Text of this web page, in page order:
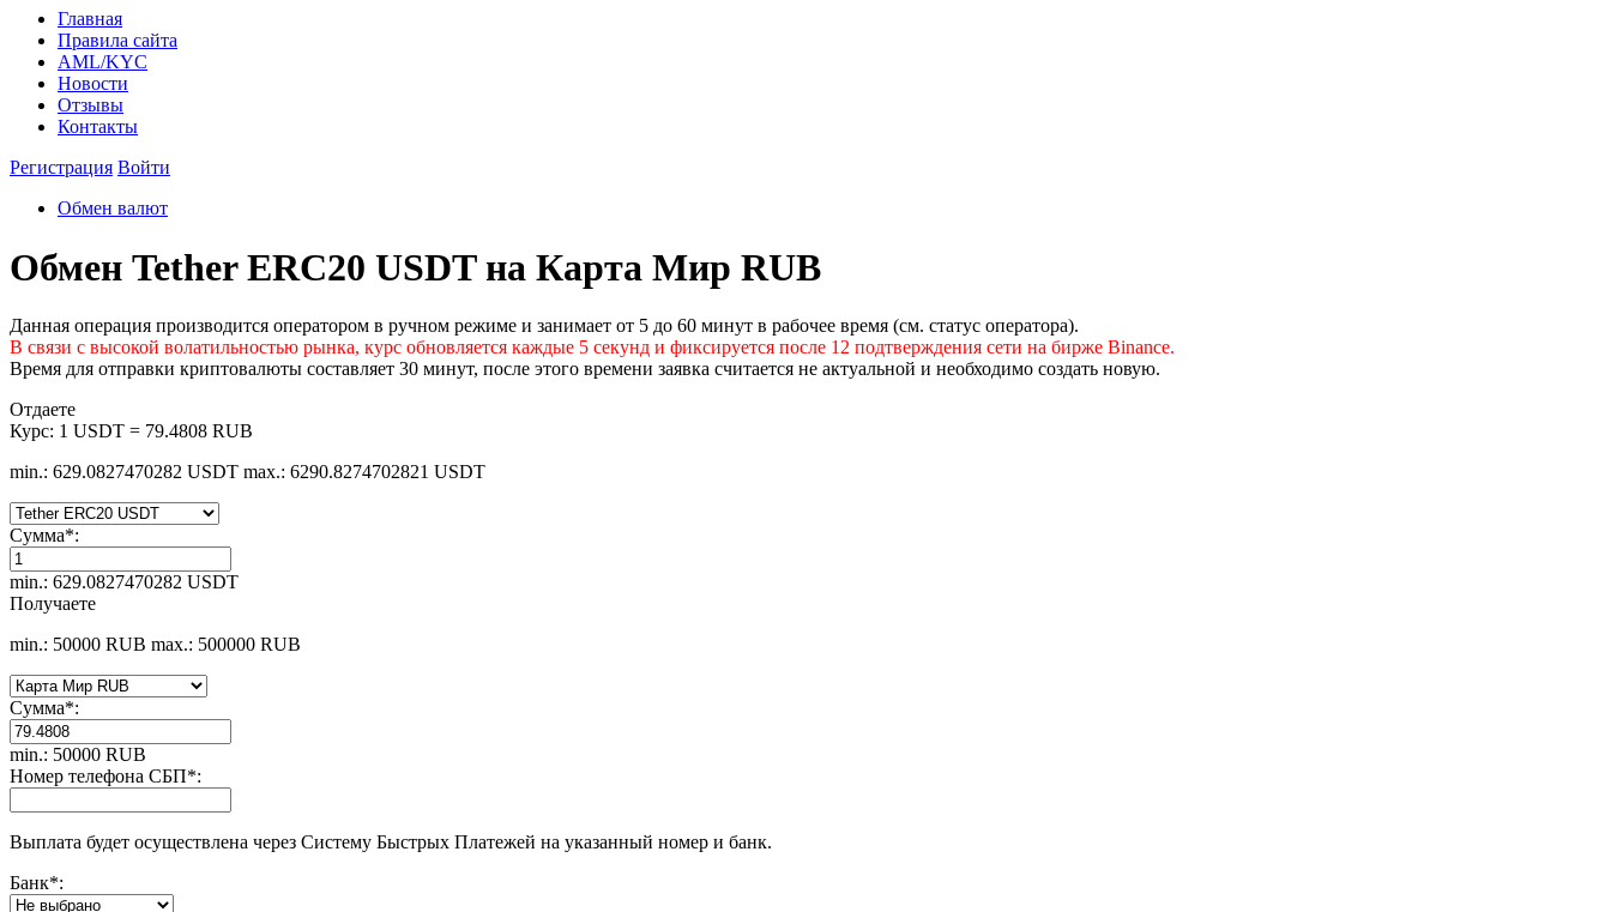
Главная
Правила сайта
AML/KYC
Новости
Отзывы
Контакты
Регистрация Войти
Обмен валют
Обмен Tether ERC20 USDT на Карта Мир RUB
Данная операция производится оператором в ручном режиме и занимает от 5 до 60 минут в рабочее время (см. статус оператора).
В связи с высокой волатильностью рынка, курс обновляется каждые 5 секунд и фиксируется после 12 подтверждения сети на бирже Binance.
Время для отправки криптовалюты составляет 30 минут, после этого времени заявка считается не актуальной и необходимо создать новую.
Отдаете
Курс: 1 USDT = 79.4808 RUB
min.: 629.0827470282 USDT max.: 6290.8274702821 USDT
Сумма*:
min.: 629.0827470282 USDT
Получаете
min.: 50000 RUB max.: 500000 RUB
Сумма*:
min.: 50000 RUB
Номер телефона СБП*:
Выплата будет осуществлена через Систему Быстрых Платежей на указанный номер и банк.
Банк*: